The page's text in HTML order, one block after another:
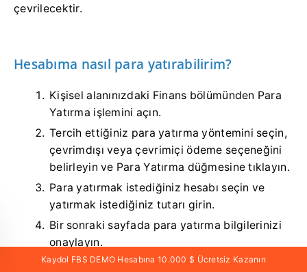
çevrilecektir.
Hesabıma nasıl para yatırabilirim?
Kişisel alanınızdaki Finans bölümünden Para
Yatırma işlemini açın.
Tercih ettiğiniz para yatırma yöntemini seçin,
çevrimdışı veya çevrimiçi ödeme seçeneğini
belirleyin ve Para Yatırma düğmesine tıklayın.
Para yatırmak istediğiniz hesabı seçin ve
yatırmak istediğiniz tutarı girin.
Bir sonraki sayfada para yatırma bilgilerinizi
onaylayın.
FBS ödeme yöntemi hızlı ve basittir. Ancak, ödeme
Kaydol FBS DEMO Hesabına 10.000 $ Ücretsiz Kazanın